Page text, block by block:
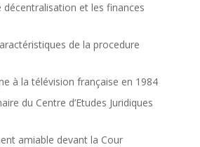
décentralisation et les finances
de la procedure
à la télévision française en 1984
du Centre d’Etudes Juridiques
amiable devant la Cour